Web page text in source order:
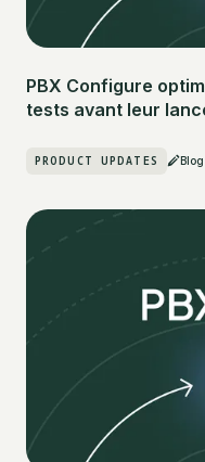
PBX Configure
tests avant leur
PRODUCT UPDATES Blog